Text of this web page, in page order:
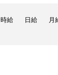
時給 日給 月